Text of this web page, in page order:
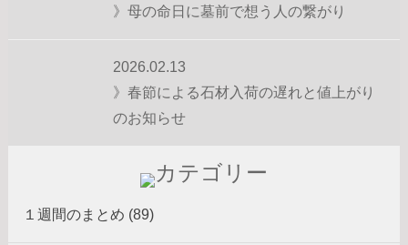
》母の命日に墓前で想う人の繋がり
2026.02.13
》春節による石材入荷の遅れと値上がり
のお知らせ
１週間のまとめ (89)